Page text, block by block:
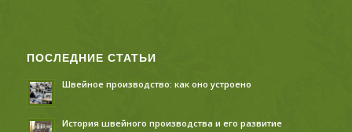
ПОСЛЕДНИЕ СТАТЬИ
Швейное производство: как оно устроено
История швейного производства и его развитие